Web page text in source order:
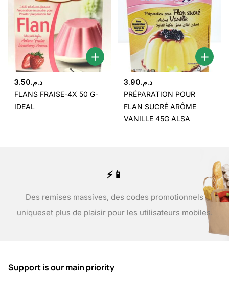
د.م.3.50
FLANS FRAISE-4X 50 G-
IDEAL
د.م.3.90
PRÉPARATION POUR
FLAN SUCRÉ ARÔME
VANILLE 45G ALSA
⚡📱
Des remises massives, des codes promotionnels
uniqueset plus de plaisir pour les utilisateurs mobiles.
Support is our main priority